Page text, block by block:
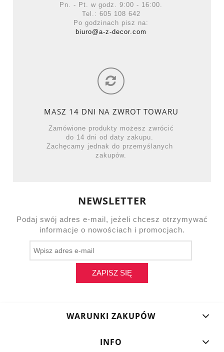
Pn. - Pt. w godz. 9:00 - 16:00.
Tel.: 605 108 642
Po godzinach pisz na:
biuro@a-z-decor.com
MASZ 14 DNI NA ZWROT TOWARU
Zamówione produkty możesz zwrócić
do 14 dni od daty zakupu.
Zachęcamy jednak do przemyślanych
zakupów.
NEWSLETTER
Podaj swój adres e-mail, jeżeli chcesz otrzymywać
informacje o nowościach i promocjach.
ZAPISZ SIĘ
WARUNKI ZAKUPÓW
INFO